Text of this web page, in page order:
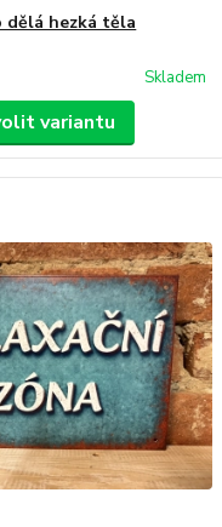
dělá hezká těla
Skladem
variantu